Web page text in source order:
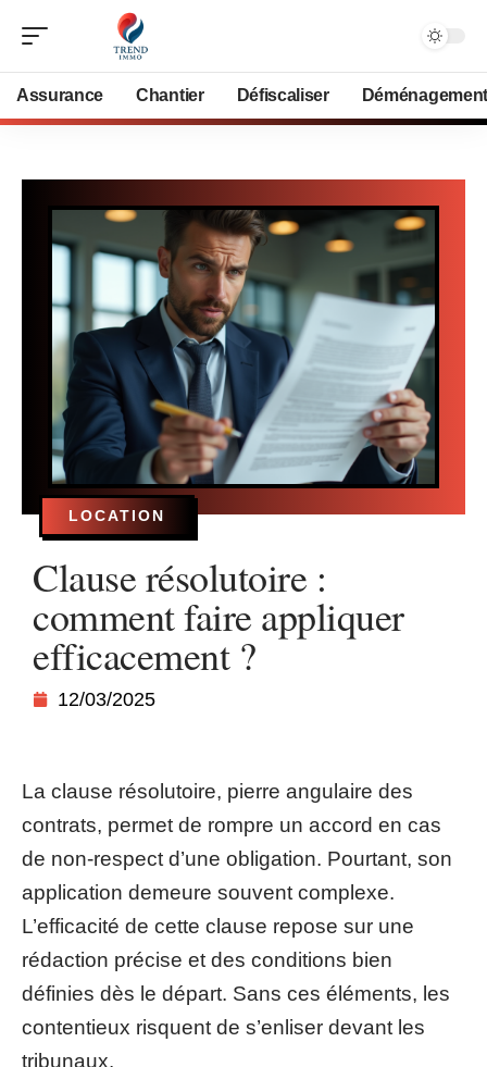
Assurance Chantier Défiscaliser Déménagement
LOCATION
Clause résolutoire :
comment faire appliquer
efficacement ?
12/03/2025
La clause résolutoire, pierre angulaire des
contrats, permet de rompre un accord en cas
de non-respect d’une obligation. Pourtant, son
application demeure souvent complexe.
L’efficacité de cette clause repose sur une
rédaction précise et des conditions bien
définies dès le départ. Sans ces éléments, les
contentieux risquent de s’enliser devant les
tribunaux.